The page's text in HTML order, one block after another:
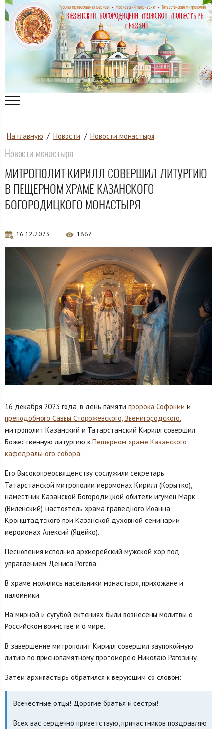
На главную / Новости / Новости монастыря
Новости монастыря
МИТРОПОЛИТ КИРИЛЛ СОВЕРШИЛ ЛИТУРГИЮ
В ПЕЩЕРНОМ ХРАМЕ КАЗАНСКОГО
БОГОРОДИЦКОГО МОНАСТЫРЯ
16.12.2023 1867
16 декабря 2023 года, в день памяти пророка Софонии и
преподобного Саввы Сторожевского, Звенигородского,
митрополит Казанский и Татарстанский Кирилл совершил
Божественную литургию в Пещерном храме Казанского
кафедрального собора.
Его Высокопреосвященству сослужили секретарь
Татарстанской митрополии иеромонах Кирилл (Корытко),
наместник Казанской Богородицкой обители игумен Марк
(Виленский), настоятель храма праведного Иоанна
Кронштадтского при Казанской духовной семинарии
иеромонах Алексий (Яцейко).
Песнопения исполнил архиерейский мужской хор под
управлением Дениса Рогова.
В храме молились насельники монастыря, прихожане и
паломники.
На мирной и сугубой ектениях были вознесены молитвы о
Российском воинстве и о мире.
В завершение митрополит Кирилл совершил заупокойную
литию по приснопамятному протоиерею Николаю Рагозину.
Затем архипастырь обратился к верующим со словом:
Всечестные отцы! Дорогие братья и сёстры!
Всех вас сердечно приветствую, причастников поздравляю